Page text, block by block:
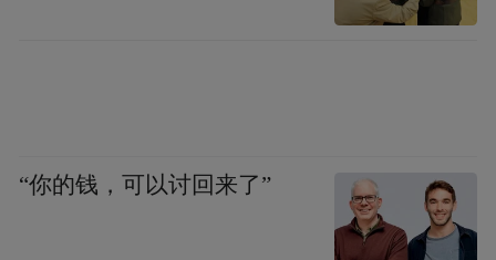
“你的钱，可以讨回来了”